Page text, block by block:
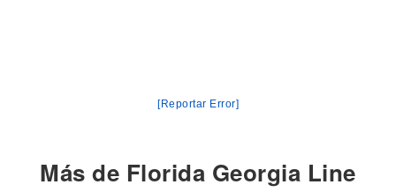
[Reportar Error]
Más de Florida Georgia Line